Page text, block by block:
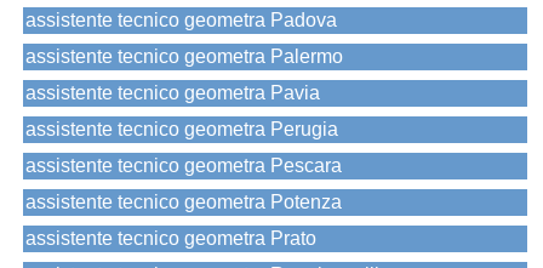
assistente tecnico geometra Padova
assistente tecnico geometra Palermo
assistente tecnico geometra Pavia
assistente tecnico geometra Perugia
assistente tecnico geometra Pescara
assistente tecnico geometra Potenza
assistente tecnico geometra Prato